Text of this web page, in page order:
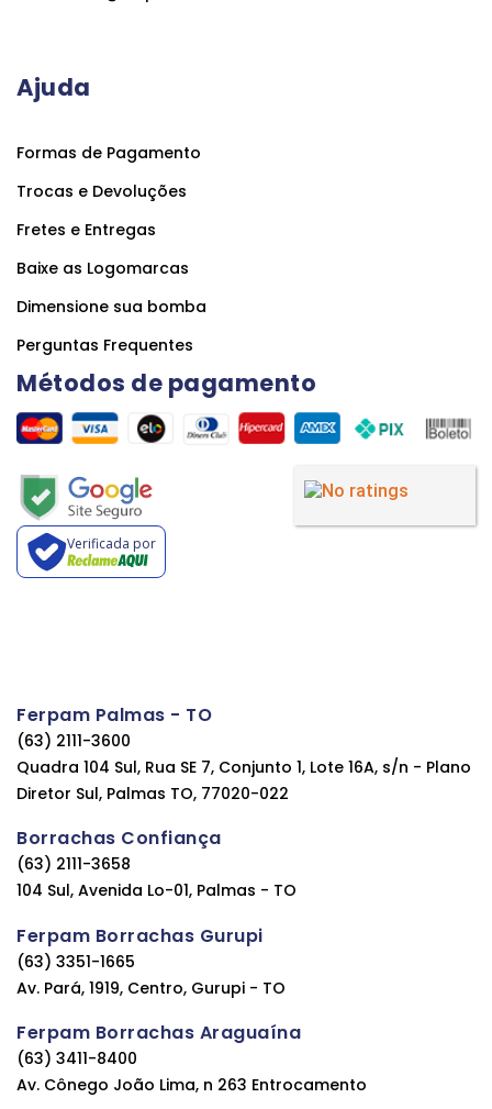
Ajuda
Formas de Pagamento
Trocas e Devoluções
Fretes e Entregas
Baixe as Logomarcas
Dimensione sua bomba
Perguntas Frequentes
Métodos de pagamento
Verificada por
Ferpam Palmas - TO
(63) 2111-3600
Quadra 104 Sul, Rua SE 7, Conjunto 1, Lote 16A, s/n - Plano
Diretor Sul, Palmas TO, 77020-022
Borrachas Confiança
(63) 2111-3658
104 Sul, Avenida Lo-01, Palmas - TO
Ferpam Borrachas Gurupi
(63) 3351-1665
Av. Pará, 1919, Centro, Gurupi - TO
Ferpam Borrachas Araguaína
(63) 3411-8400
Av. Cônego João Lima, n 263 Entrocamento